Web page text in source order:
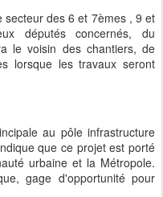
des 6 et 7èmes , 9 et
députés concernés, du
le voisin des chantiers, de
lorsque les travaux seront
au pôle infrastructure
que ce projet est porté
urbaine et la Métropole.
gage d'opportunité pour